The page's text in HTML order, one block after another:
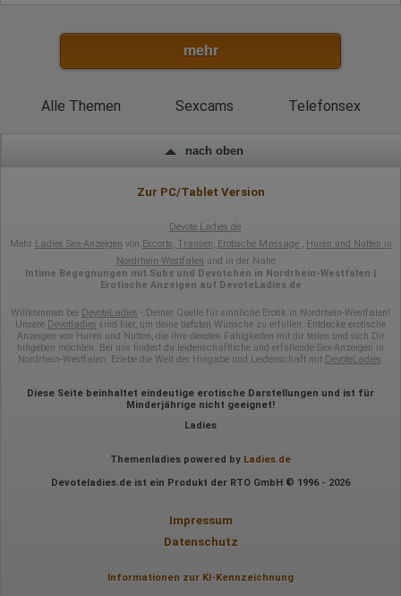
mehr
Alle Themen Sexcams Telefonsex
nach oben
Zur PC/Tablet Version
Devote Ladies.de
Mehr Ladies Sex-Anzeigen von Escorts, Transen, Erotische Massage , Huren und Nutten in
Nordrhein-Westfalen und in der Nähe
Intime Begegnungen mit Subs und Devotchen in Nordrhein-Westfalen |
Erotische Anzeigen auf DevoteLadies.de
Willkommen bei DevoteLadies - Deiner Quelle für sinnliche Erotik in Nordrhein-Westfalen!
Unsere Devotladies sind hier, um deine tiefsten Wünsche zu erfüllen. Entdecke erotische
Anzeigen von Huren und Nutten, die ihre devoten Fähigkeiten mit dir teilen und sich Dir
hingeben möchten. Bei uns findest du leidenschaftliche und erfüllende Sex-Anzeigen in
Nordrhein-Westfalen. Erlebe die Welt der Hingabe und Leidenschaft mit DevoteLadies.
Diese Seite beinhaltet eindeutige erotische Darstellungen und ist für
Minderjährige nicht geeignet!
Ladies
Themenladies powered by Ladies.de
Devoteladies.de ist ein Produkt der RTO GmbH © 1996 - 2026
Impressum
Datenschutz
Informationen zur KI-Kennzeichnung